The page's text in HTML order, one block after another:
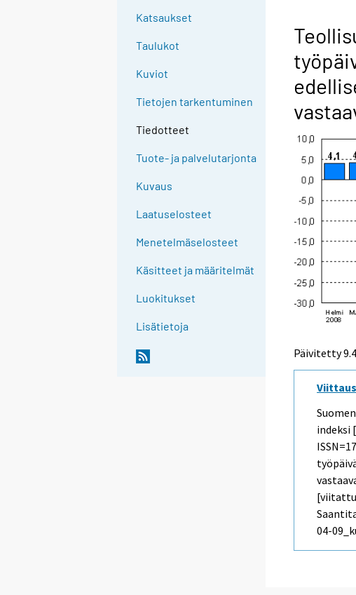
Katsaukset
Taulukot
Kuviot
Tietojen tarkentuminen
Tiedotteet
Tuote- ja palvelutarjonta
Kuvaus
Laatuselosteet
Menetelmäselosteet
Käsitteet ja määritelmät
Luokitukset
Lisätietoja
Päivitetty
indeksi
04-